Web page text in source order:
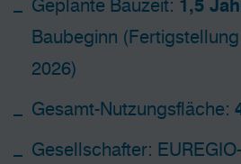
Geplante Bauzeit: 1,5
Baubeginn
2026)
Gesamt-Nutzungsfläche:
Gesellschafter: